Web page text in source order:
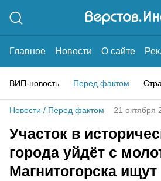
Главное Новости О сайте
ВИП-новость Перед фактом
Новости / Перед фактом 21 октября
Участок в
города уйдёт с
Магнитогорска ищут